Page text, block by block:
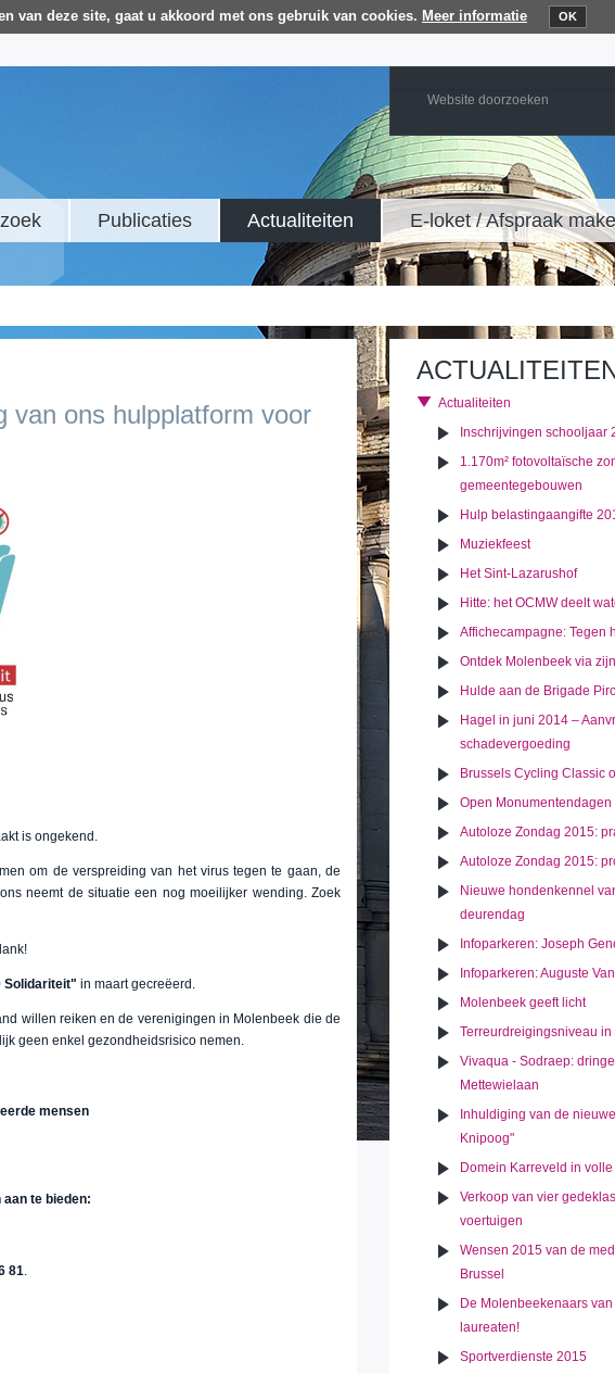
van deze site, gaat u akkoord met ons gebruik van cookies. Meer informatie OK
Publicaties Actualiteiten E-loket / Afspraak
van ons hulpplatform voor
is ongekend.
om de verspreiding van het virus tegen te gaan, de
neemt de situatie een nog moeilijker wending. Zoek
Solidariteit" in maart gecreëerd.
willen reiken en de verenigingen in Molenbeek die de
geen enkel gezondheidsrisico nemen.
mensen
te bieden:
81.
Actualiteiten
Inschrijvingen schooljaar
1.170m² fotovoltaïsche
gemeentegebouwen
Hulp belastingaangifte
Muziekfeest
Het Sint-Lazarushof
Hitte: het OCMW deelt
Affichecampagne: Tegen
Ontdek Molenbeek via
Hulde aan de Brigade
Hagel in juni 2014 –
schadevergoeding
Brussels Cycling Classic
Open Monumentendagen
Autoloze Zondag 2015:
Autoloze Zondag 2015:
Nieuwe hondenkennel
deurendag
Infoparkeren: Joseph
Infoparkeren: Auguste
Molenbeek geeft licht
Terreurdreigingsniveau
Vivaqua - Sodraep:
Mettewielaan
Inhuldiging van de
Knipoog"
Domein Karreveld in
Verkoop van vier
voertuigen
Wensen 2015 van de
Brussel
De Molenbeekenaars
laureaten!
Sportverdienste 2015